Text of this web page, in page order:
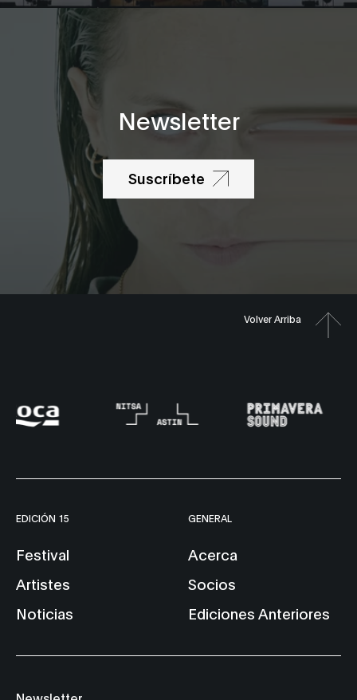
Newsletter
Suscríbete
Volver Arriba
EDICIÓN 15
Festival
Artistes
Noticias
GENERAL
Acerca
Socios
Ediciones Anteriores